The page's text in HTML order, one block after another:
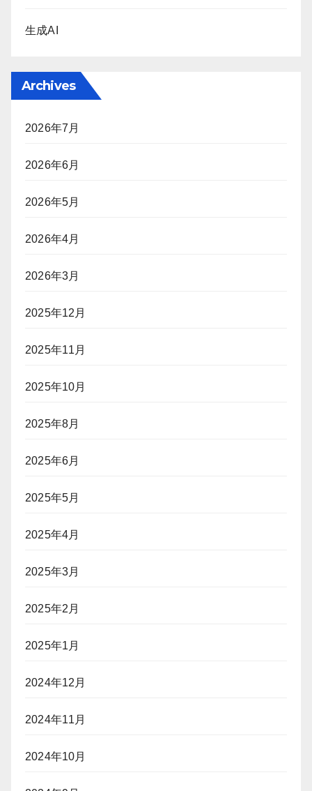
生成AI
Archives
2026年7月
2026年6月
2026年5月
2026年4月
2026年3月
2025年12月
2025年11月
2025年10月
2025年8月
2025年6月
2025年5月
2025年4月
2025年3月
2025年2月
2025年1月
2024年12月
2024年11月
2024年10月